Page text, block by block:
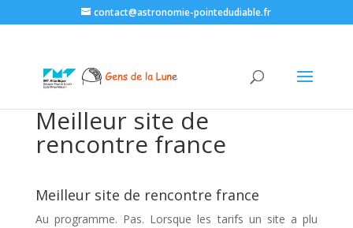
contact@astronomie-pointedudiable.fr
Meilleur site de
rencontre france
Meilleur site de rencontre france
Au programme. Pas. Lorsque les tarifs un site a plu